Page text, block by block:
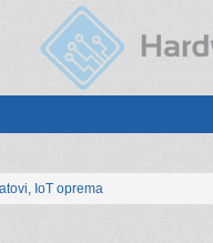
IoT oprema